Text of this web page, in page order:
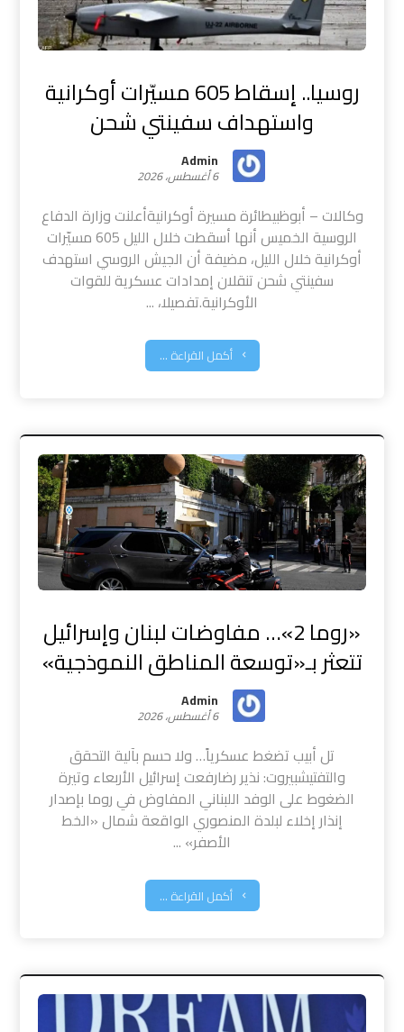
روسيا.. إسقاط 605 مسيّرات أوكرانية
واستهداف سفينتي شحن
Admin
6 أغسطس، 2026
وكالات – أبوظبيطائرة مسيرة أوكرانيةأعلنت وزارة الدفاع
الروسية الخميس أنها أسقطت خلال الليل 605 مسيّرات
أوكرانية خلال الليل، مضيفة أن الجيش الروسي استهدف
سفينتي شحن تنقلان إمدادات عسكرية للقوات
الأوكرانية.تفصيلا، ...
أكمل القراءة ...
«روما 2»… مفاوضات لبنان وإسرائيل
تتعثر بـ«توسعة المناطق النموذجية»
Admin
6 أغسطس، 2026
تل أبيب تضغط عسكرياً… ولا حسم بآلية التحقق
والتفتيشبيروت: نذير رضارفعت إسرائيل الأربعاء وتيرة
الضغوط على الوفد اللبناني المفاوض في روما بإصدار
إنذار إخلاء لبلدة المنصوري الواقعة شمال «الخط
الأصفر» ...
أكمل القراءة ...